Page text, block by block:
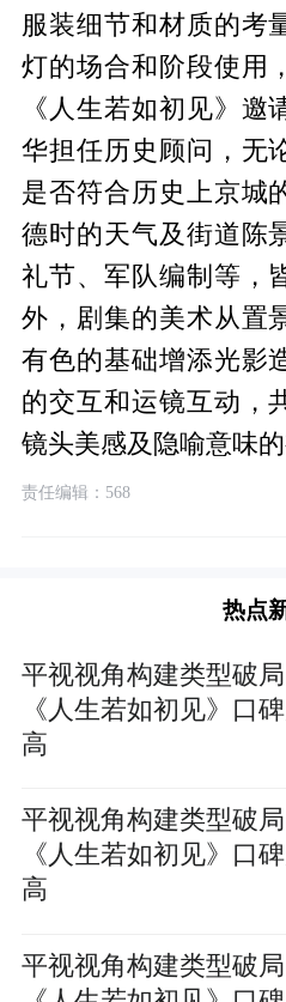
服装细节和材质的考
灯的场合和阶段使用
《人生若如初见》邀
华担任历史顾问，无
是否符合历史上京城
德时的天气及街道陈
礼节、军队编制等，
外，剧集的美术从置
有色的基础增添光影
的交互和运镜互动，
镜头美感及隐喻意味的
责任编辑：568
热点
平视视角构建类型破局
《人生若如初见》口
高
平视视角构建类型破局
《人生若如初见》口
高
平视视角构建类型破局